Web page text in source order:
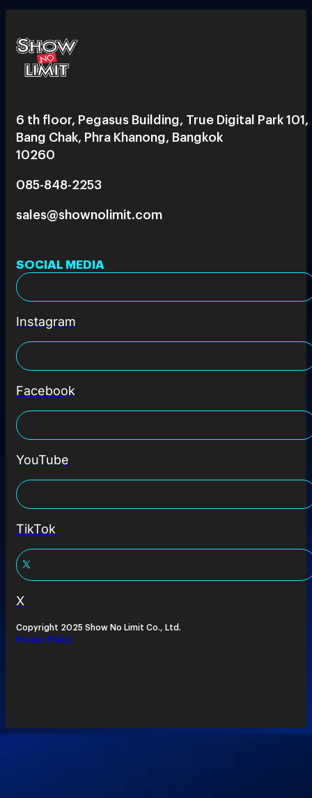
6 th floor, Pegasus Building, True Digital Park 101,
Bang Chak, Phra Khanong, Bangkok
10260
085-848-2253
sales@shownolimit.com
SOCIAL MEDIA
Instagram
Facebook
YouTube
TikTok
X
Copyright 2025 Show No Limit Co., Ltd.
Privacy Policy